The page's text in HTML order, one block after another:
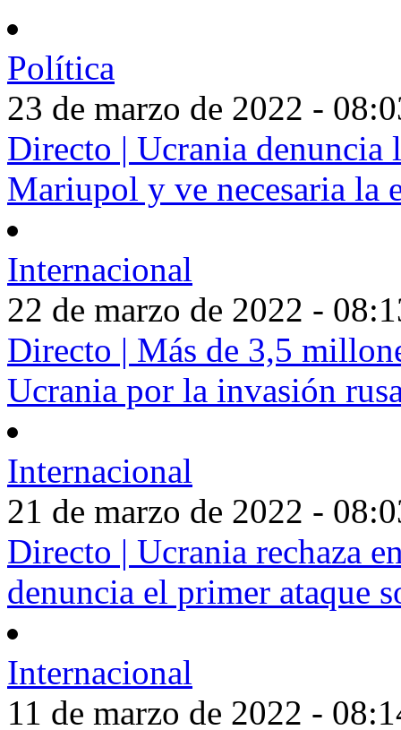
Política
23 de marzo de 2022 -
Directo | Ucrania denuncia
Mariupol y ve necesaria la
Internacional
22 de marzo de 2022 -
Directo | Más de 3,5
Ucrania por la invasión
Internacional
21 de marzo de 2022 -
Directo | Ucrania rechaza
denuncia el primer ataque
Internacional
11 de marzo de 2022 -